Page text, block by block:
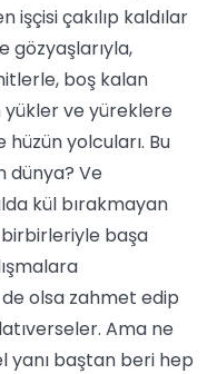
çakılıp kaldılar
gözyaşlarıyla,
boş kalan
ve yüreklere
yolcuları. Bu
dünya? Ve
kül bırakmayan
birbirleriyle başa
olsa zahmet edip
Ama ne
yanı baştan beri hep